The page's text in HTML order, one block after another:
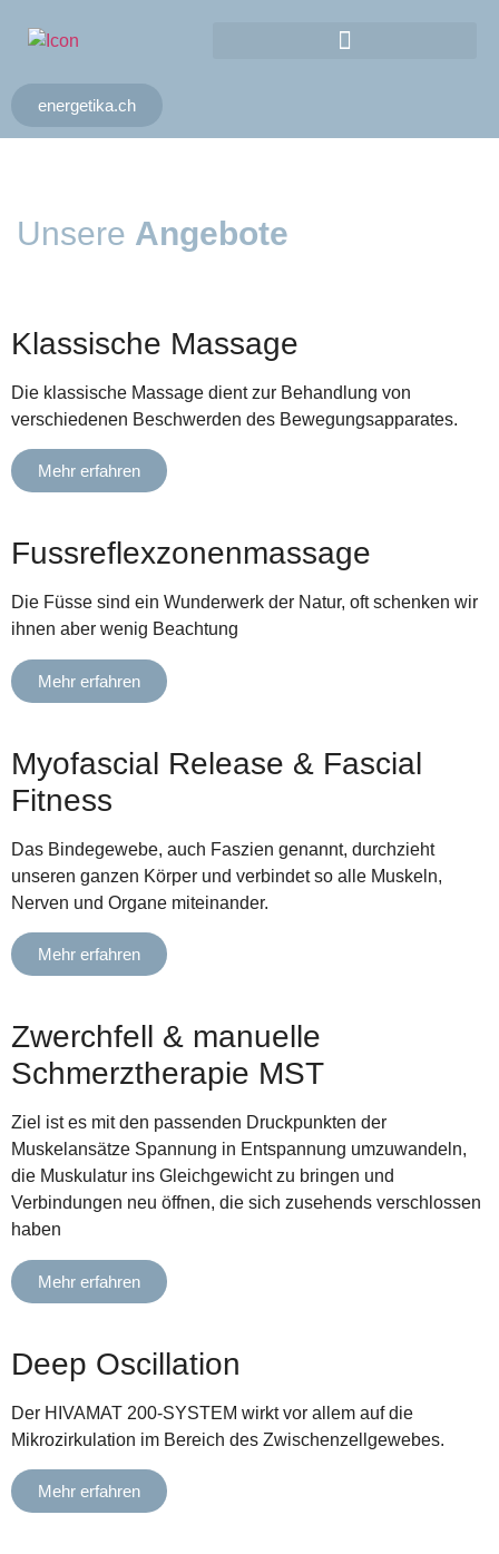
energetika.ch
Unsere Angebote
Klassische Massage
Die klassische Massage dient zur Behandlung von
verschiedenen Beschwerden des Bewegungsapparates.
Mehr erfahren
Fussreflexzonenmassage
Die Füsse sind ein Wunderwerk der Natur, oft schenken wir
ihnen aber wenig Beachtung
Mehr erfahren
Myofascial Release & Fascial
Fitness
Das Bindegewebe, auch Faszien genannt, durchzieht
unseren ganzen Körper und verbindet so alle Muskeln,
Nerven und Organe miteinander.
Mehr erfahren
Zwerchfell & manuelle
Schmerztherapie MST
Ziel ist es mit den passenden Druckpunkten der
Muskelansätze Spannung in Entspannung umzuwandeln,
die Muskulatur ins Gleichgewicht zu bringen und
Verbindungen neu öffnen, die sich zusehends verschlossen
haben
Mehr erfahren
Deep Oscillation
Der HIVAMAT 200-SYSTEM wirkt vor allem auf die
Mikrozirkulation im Bereich des Zwischenzellgewebes.
Mehr erfahren